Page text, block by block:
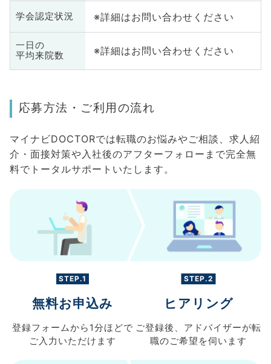
学会認定状況 ※詳細はお問い合わせください
一日の
平均来院数
※詳細はお問い合わせください
応募方法・ご利用の流れ
マイナビDOCTORでは転職のお悩みやご相談、求人紹
介・面接対策や入社後のアフターフォローまで完全無
料でトータルサポートいたします。
STEP.1
無料お申込み
登録フォームから 1分ほどで
ご入力 いただけます
STEP.2
ヒアリング
ご登録後、 アドバイザーが転
職のご希望を伺います